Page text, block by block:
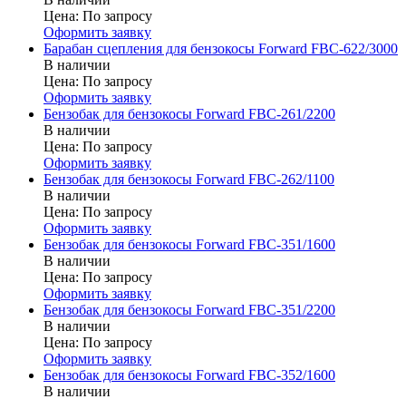
Цена: По запросу
Оформить заявку
Барабан сцепления для бензокосы Forward FBC-622/3000
В наличии
Цена: По запросу
Оформить заявку
Бензобак для бензокосы Forward FBC-261/2200
В наличии
Цена: По запросу
Оформить заявку
Бензобак для бензокосы Forward FBC-262/1100
В наличии
Цена: По запросу
Оформить заявку
Бензобак для бензокосы Forward FBC-351/1600
В наличии
Цена: По запросу
Оформить заявку
Бензобак для бензокосы Forward FBC-351/2200
В наличии
Цена: По запросу
Оформить заявку
Бензобак для бензокосы Forward FBC-352/1600
В наличии